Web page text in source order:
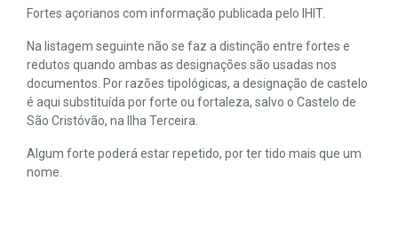
Fortes açorianos com informação publicada pelo IHIT.
Na listagem seguinte não se faz a distinção entre fortes e
redutos quando ambas as designações são usadas nos
documentos. Por razões tipológicas, a designação de castelo
é aqui substituída por forte ou fortaleza, salvo o Castelo de
São Cristóvão, na Ilha Terceira.
Algum forte poderá estar repetido, por ter tido mais que um
nome.